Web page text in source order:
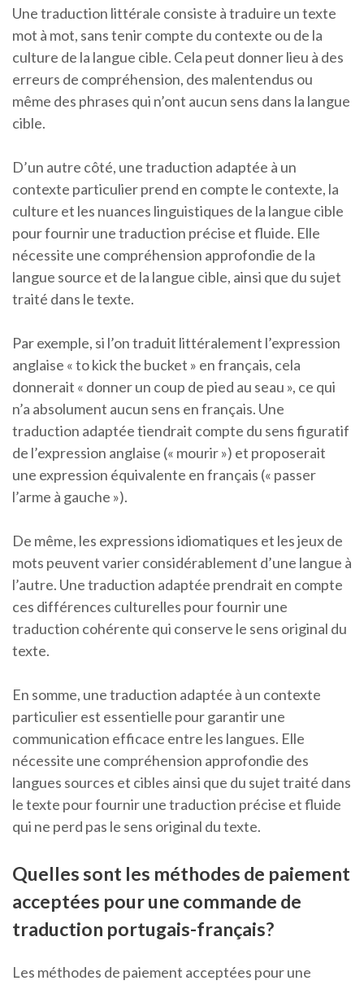
Une traduction littérale consiste à traduire un texte
mot à mot, sans tenir compte du contexte ou de la
culture de la langue cible. Cela peut donner lieu à des
erreurs de compréhension, des malentendus ou
même des phrases qui n’ont aucun sens dans la langue
cible.
D’un autre côté, une traduction adaptée à un
contexte particulier prend en compte le contexte, la
culture et les nuances linguistiques de la langue cible
pour fournir une traduction précise et fluide. Elle
nécessite une compréhension approfondie de la
langue source et de la langue cible, ainsi que du sujet
traité dans le texte.
Par exemple, si l’on traduit littéralement l’expression
anglaise « to kick the bucket » en français, cela
donnerait « donner un coup de pied au seau », ce qui
n’a absolument aucun sens en français. Une
traduction adaptée tiendrait compte du sens figuratif
de l’expression anglaise (« mourir ») et proposerait
une expression équivalente en français (« passer
l’arme à gauche »).
De même, les expressions idiomatiques et les jeux de
mots peuvent varier considérablement d’une langue à
l’autre. Une traduction adaptée prendrait en compte
ces différences culturelles pour fournir une
traduction cohérente qui conserve le sens original du
texte.
En somme, une traduction adaptée à un contexte
particulier est essentielle pour garantir une
communication efficace entre les langues. Elle
nécessite une compréhension approfondie des
langues sources et cibles ainsi que du sujet traité dans
le texte pour fournir une traduction précise et fluide
qui ne perd pas le sens original du texte.
Quelles sont les méthodes de paiement
acceptées pour une commande de
traduction portugais-français?
Les méthodes de paiement acceptées pour une